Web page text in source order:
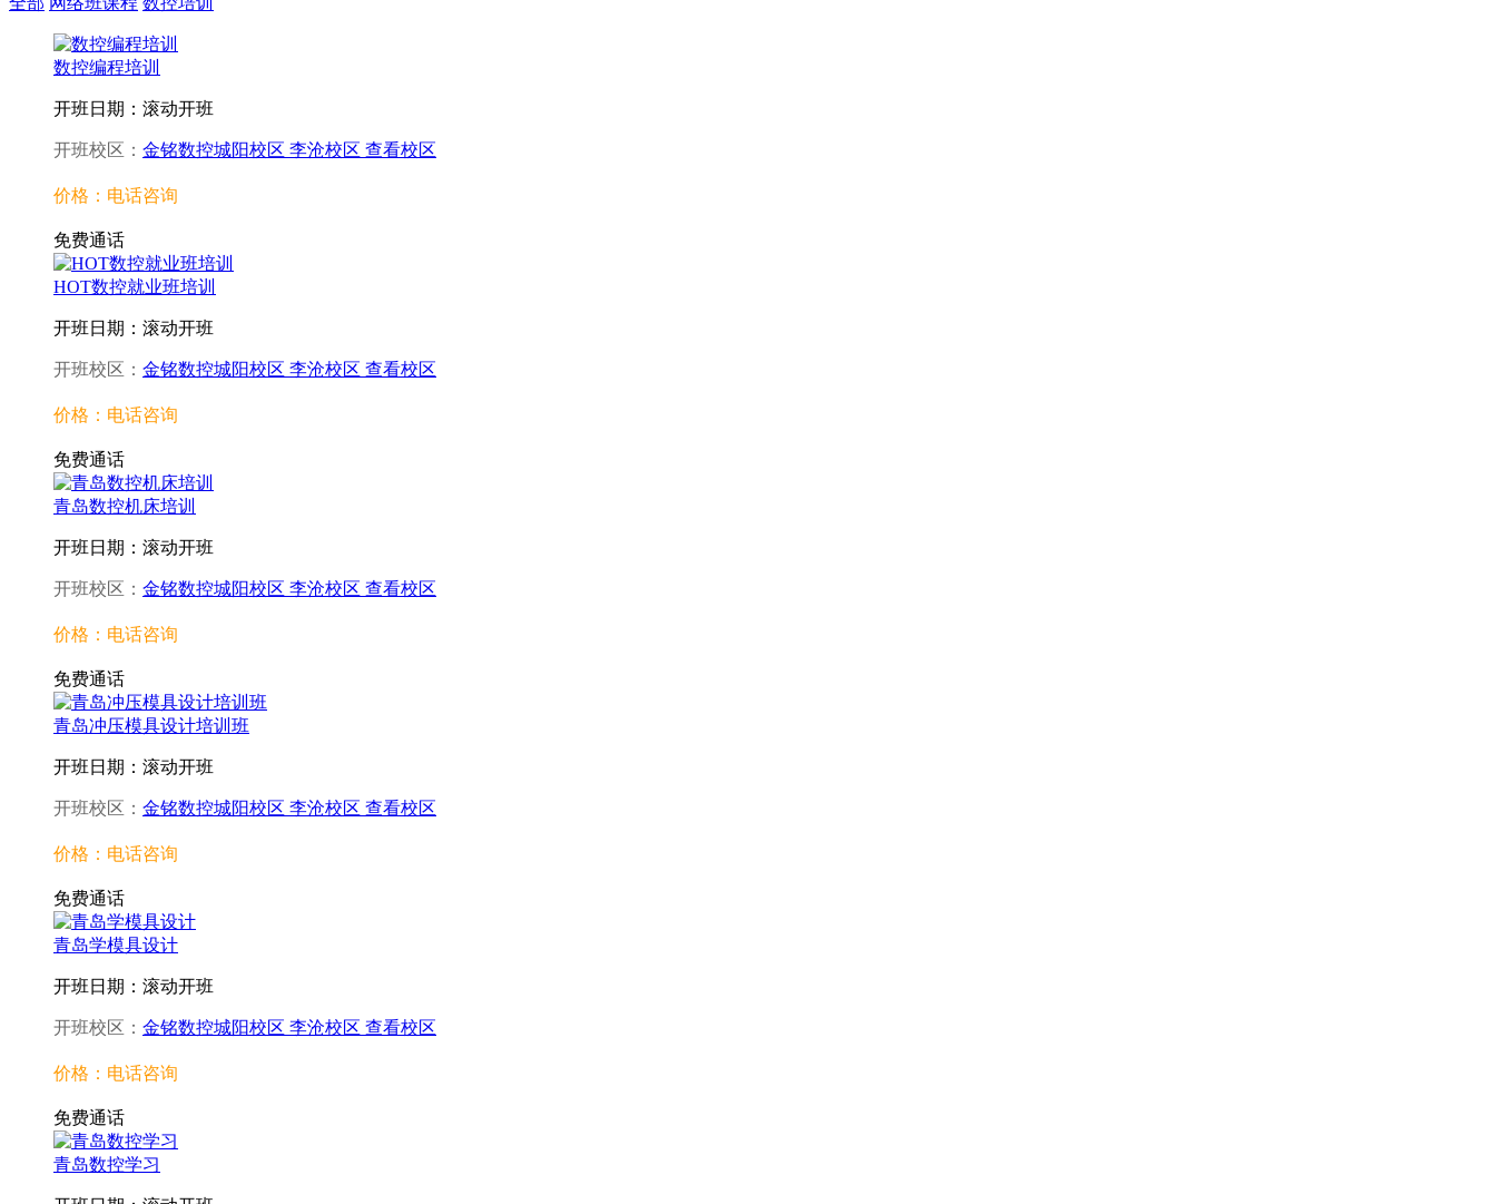
数控编程培训
开班日期：滚动开班
开班校区： 金铭数控城阳校区 李沧校区 查看校区
价格：电话咨询
免费通话
HOT数控就业班培训
开班日期：滚动开班
开班校区： 金铭数控城阳校区 李沧校区 查看校区
价格：电话咨询
免费通话
青岛数控机床培训
开班日期：滚动开班
开班校区： 金铭数控城阳校区 李沧校区 查看校区
价格：电话咨询
免费通话
青岛冲压模具设计培训班
开班日期：滚动开班
开班校区： 金铭数控城阳校区 李沧校区 查看校区
价格：电话咨询
免费通话
青岛学模具设计
开班日期：滚动开班
开班校区： 金铭数控城阳校区 李沧校区 查看校区
价格：电话咨询
免费通话
青岛数控学习